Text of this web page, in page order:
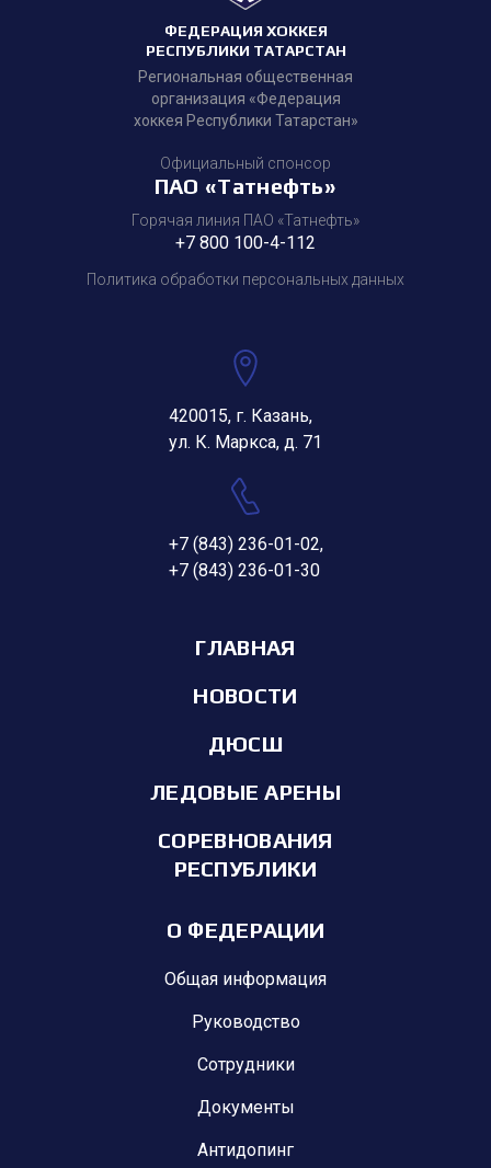
ФЕДЕРАЦИЯ ХОККЕЯ
РЕСПУБЛИКИ ТАТАРСТАН
Региональная общественная
организация «Федерация
хоккея Республики Татарстан»
Официальный спонсор
ПАО «Татнефть»
Горячая линия ПАО «Татнефть»
+7 800 100-4-112
Политика обработки персональных данных
420015, г. Казань,
ул. К. Маркса, д. 71
+7 (843) 236-01-02,
+7 (843) 236-01-30
ГЛАВНАЯ
НОВОСТИ
ДЮСШ
ЛЕДОВЫЕ АРЕНЫ
СОРЕВНОВАНИЯ
РЕСПУБЛИКИ
О ФЕДЕРАЦИИ
Общая информация
Руководство
Сотрудники
Документы
Антидопинг